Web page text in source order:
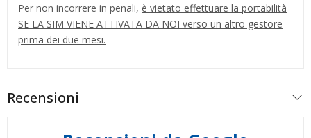
Per non incorrere in penali, è vietato effettuare la portabilità
SE LA SIM VIENE ATTIVATA DA NOI verso un altro gestore
prima dei due mesi.
Recensioni